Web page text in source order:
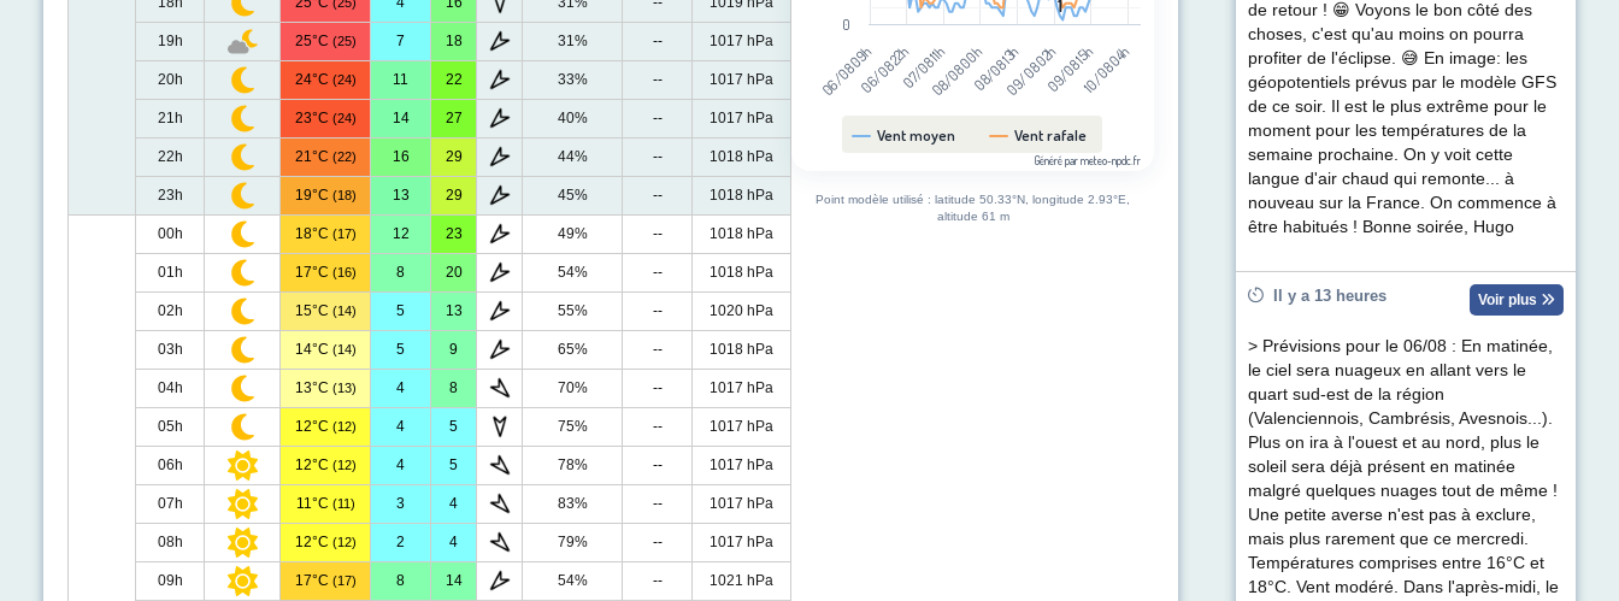
19h 25°C (25) 7 18 31% -- 1017 hPa
20h 24°C (24) 11 22 33% -- 1017 hPa
21h 23°C (24) 14 27 40% -- 1017 hPa
22h 21°C (22) 16 29 44% -- 1018 hPa
23h 19°C (18) 13 29 45% -- 1018 hPa
00h 18°C (17) 12 23 49% -- 1018 hPa
01h 17°C (16) 8 20 54% -- 1018 hPa
02h 15°C (14) 5 13 55% -- 1020 hPa
03h 14°C (14) 5 9 65% -- 1018 hPa
04h 13°C (13) 4 8 70% -- 1017 hPa
05h 12°C (12) 4 5 75% -- 1017 hPa
06h 12°C (12) 4 5 78% -- 1017 hPa
07h 11°C (11) 3 4 83% -- 1017 hPa
08h 12°C (12) 2 4 79% -- 1017 hPa
09h 17°C (17) 8 14 54% -- 1021 hPa
11
Vent moyen Vent rafale
06/08 09h06/08 22h07/08 11h08/08 00h08/08 13h09/08 02h09/08 15h10/08 04h
0
Généré par meteo-npdc.fr
Point modèle utilisé : latitude 50.33°N, longitude 2.93°E,
altitude 61 m
de retour ! 😁 Voyons le bon côté des
choses, c'est qu'au moins on pourra
profiter de l'éclipse. 😅 En image: les
géopotentiels prévus par le modèle GFS
de ce soir. Il est le plus extrême pour le
moment pour les températures de la
semaine prochaine. On y voit cette
langue d'air chaud qui remonte... à
nouveau sur la France. On commence à
être habitués ! Bonne soirée, Hugo
Il y a 13 heures Voir plus
> Prévisions pour le 06/08 : En matinée,
le ciel sera nuageux en allant vers le
quart sud-est de la région
(Valenciennois, Cambrésis, Avesnois...).
Plus on ira à l'ouest et au nord, plus le
soleil sera déjà présent en matinée
malgré quelques nuages tout de même !
Une petite averse n'est pas à exclure,
mais plus rarement que ce mercredi.
Températures comprises entre 16°C et
18°C. Vent modéré. Dans l'après-midi, le